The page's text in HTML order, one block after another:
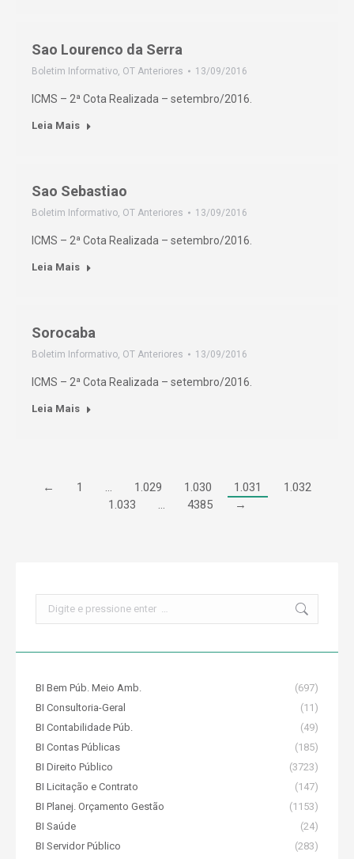
Sao Lourenco da Serra
Boletim Informativo, OT Anteriores 13/09/2016
ICMS – 2ª Cota Realizada – setembro/2016.
Leia Mais
Sao Sebastiao
Boletim Informativo, OT Anteriores 13/09/2016
ICMS – 2ª Cota Realizada – setembro/2016.
Leia Mais
Sorocaba
Boletim Informativo, OT Anteriores 13/09/2016
ICMS – 2ª Cota Realizada – setembro/2016.
Leia Mais
← 1 … 1.029 1.030 1.031
1.032
1.033
… 4385 →
BI Bem Púb. Meio Amb.
(697)
BI Consultoria-Geral
(11)
BI Contabilidade Púb.
(49)
BI Contas Públicas
(185)
BI Direito Público
(3723)
BI Licitação e Contrato
(147)
BI Planej. Orçamento Gestão
(1153)
BI Saúde
(24)
BI Servidor Público
(283)